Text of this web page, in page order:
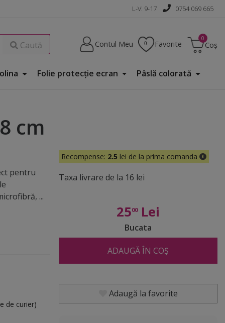
L-V: 9-17 0754 069 665
Caută Contul Meu Favorite Coș
Folie protecţie ecran Pâslă colorată
cm
pentru
...
de curier)
Recompense: 2.5 lei de la prima comanda
Taxa livrare de la 16 lei
2500Lei
Bucata
ADAUGĂ ÎN COȘ
Adaugă la favorite